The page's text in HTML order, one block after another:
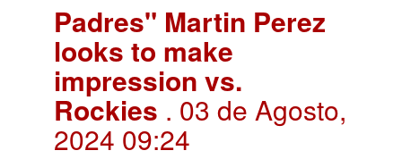
Padres" Martin Perez
looks to make
impression vs.
Rockies . 03 de Agosto,
2024 09:24